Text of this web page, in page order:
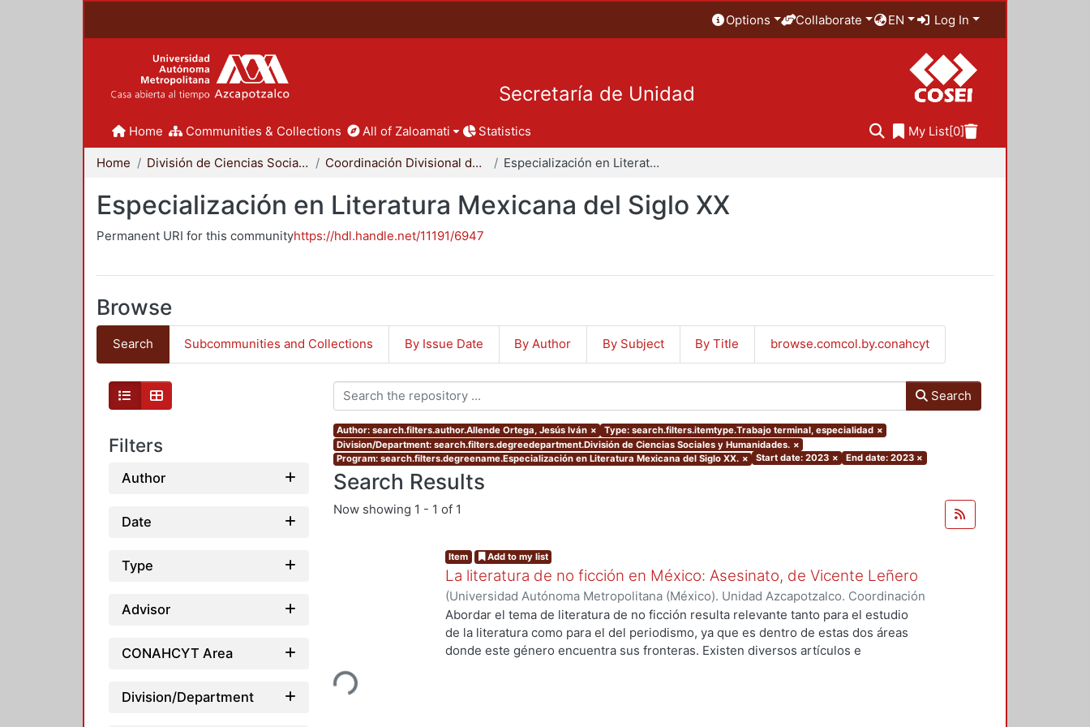
Options Collaborate EN Log In
Secretaría de Unidad
Home Communities & Collections All of Zaloamati Statistics My List[0]
Home División de Ciencias Sociales y Humanidades Coordinación Divisional de Posgrado Especialización en Literatura Mexicana del Siglo XX
Especialización en Literatura Mexicana del Siglo XX
Permanent URI for this communityhttps://hdl.handle.net/11191/6947
Browse
Search Subcommunities and Collections By Issue Date By Author By Subject By Title browse.comcol.by.conahcyt
Filters
Author
Date
Type
Advisor
CONAHCYT Area
Division/Department
Search
Author: search.filters.author.Allende Ortega, Jesús Iván × Type: search.filters.itemtype.Trabajo terminal, especialidad ×
Division/Department: search.filters.degreedepartment.División de Ciencias Sociales y Humanidades. ×
Program: search.filters.degreename.Especialización en Literatura Mexicana del Siglo XX. × Start date: 2023 × End date: 2023 ×
Search Results
Now showing 1 - 1 of 1
Loading...
Item Add to my list
La literatura de no ficción en México: Asesinato, de Vicente Leñero
(Universidad Autónoma Metropolitana (México). Unidad Azcapotzalco. Coordinación
de Servicios de Información.,2023-10)Allende Ortega, Jesús Iván
Abordar el tema de literatura de no ficción resulta relevante tanto para el estudio
de la literatura como para el del periodismo, ya que es dentro de estas dos áreas
donde este género encuentra sus fronteras. Existen diversos artículos e